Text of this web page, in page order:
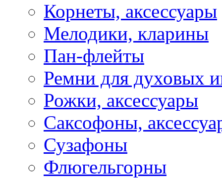
Корнеты, аксессуары
Мелодики, кларины
Пан-флейты
Ремни для духовых
Рожки, аксессуары
Саксофоны,
Сузафоны
Флюгельгорны